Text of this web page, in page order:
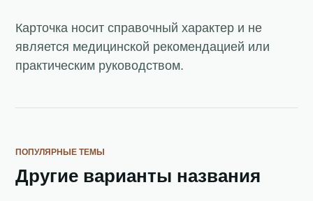
Карточка носит справочный характер и не
является медицинской рекомендацией или
практическим руководством.
ПОПУЛЯРНЫЕ ТЕМЫ
Другие варианты названия